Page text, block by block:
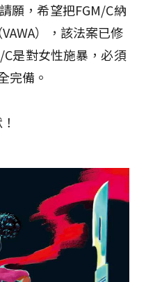
願，希望把FGM/C納
），該法案已修
是對女性施暴，必須
完備。